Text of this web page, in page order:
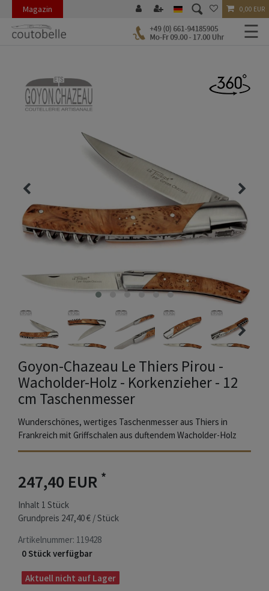
Magazin 0,00 EUR
☰
Goyon-Chazeau Le Thiers Pirou -
Wacholder-Holz - Korkenzieher - 12
cm Taschenmesser
Wunderschönes, wertiges Taschenmesser aus Thiers in
Frankreich mit Griffschalen aus duftendem Wacholder-Holz
247,40 EUR *
Inhalt 1 Stück
Grundpreis 247,40 € / Stück
Artikelnummer: 119428
0 Stück verfügbar
Aktuell nicht auf Lager